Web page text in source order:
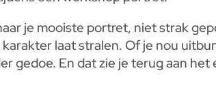
je mooiste portret, niet strak
laat stralen. Of je nou
gedoe. En dat zie je terug aan